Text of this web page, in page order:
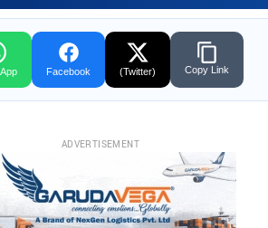
Facebook (Twitter) Copy Link
ADVERTISEMENT